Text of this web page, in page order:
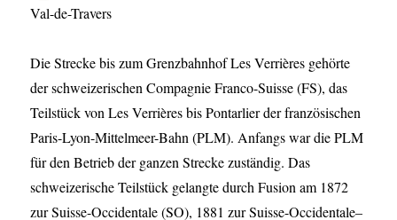
Val-de-Travers
Die Strecke bis zum Grenzbahnhof Les Verrières gehörte
der schweizerischen Compagnie Franco-Suisse (FS), das
Teilstück von Les Verrières bis Pontarlier der französischen
Paris-Lyon-Mittelmeer-Bahn (PLM). Anfangs war die PLM
für den Betrieb der ganzen Strecke zuständig. Das
schweizerische Teilstück gelangte durch Fusion am 1872
zur Suisse-Occidentale (SO), 1881 zur Suisse-Occidentale–